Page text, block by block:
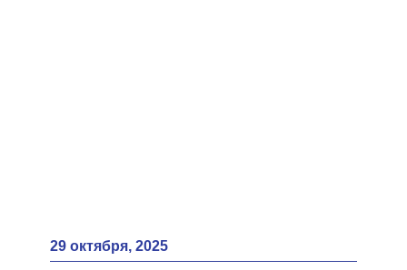
29 октября, 2025